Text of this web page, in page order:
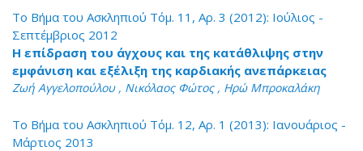
Το Βήμα του Ασκληπιού Τόμ. 11, Αρ. 3 (2012): Ιούλιος -
Σεπτέμβριος 2012
Η επίδραση του άγχους και της κατάθλιψης στην
εμφάνιση και εξέλιξη της καρδιακής ανεπάρκειας
Ζωή Αγγελοπούλου , Νικόλαος Φώτος , Ηρώ Μπροκαλάκη
Το Βήμα του Ασκληπιού Τόμ. 12, Αρ. 1 (2013): Ιανουάριος -
Μάρτιος 2013